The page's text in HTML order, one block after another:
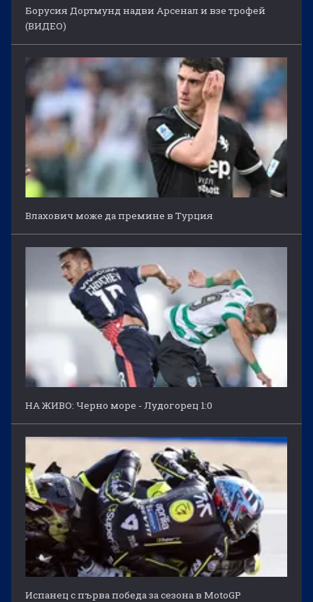
Борусия Дортмунд надви Арсенал и взе трофей
(ВИДЕО)
Влахович може да премине в Турция
НА ЖИВО: Черно море - Лудогорец 1:0
Испанец с първа победа за сезона в MotoGP